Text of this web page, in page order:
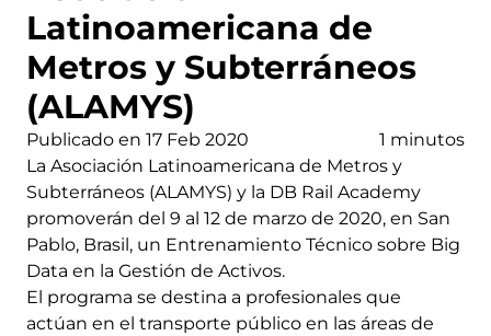
Latinoamericana de
Metros y Subterráneos
(ALAMYS)
Publicado en 17 Feb 2020
1 minutos
La Asociación Latinoamericana de Metros y
Subterráneos (ALAMYS) y la DB Rail Academy
promoverán del 9 al 12 de marzo de 2020, en San
Pablo, Brasil, un Entrenamiento Técnico sobre Big
Data en la Gestión de Activos.
El programa se destina a profesionales que
actúan en el transporte público en las áreas de